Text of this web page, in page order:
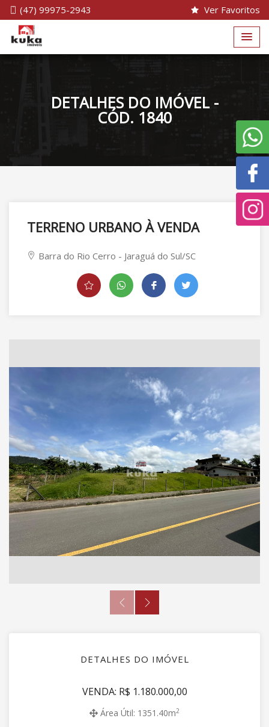
(47) 99975-2943 Ver Favoritos
DETALHES DO IMÓVEL -
CÓD. 1840
TERRENO URBANO À VENDA
Barra do Rio Cerro - Jaraguá do Sul/SC
DETALHES DO IMÓVEL
VENDA: R$ 1.180.000,00
Área Útil: 1351.40m2